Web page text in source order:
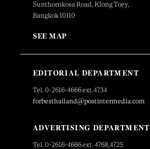
Sunthornkosa Road, Klong Toey,
Bangkok 10110
SEE MAP
EDITORIAL DEPARTMENT
Tel. 0-2616-4666 ext.4734
forbesthailand@postintermedia.com
ADVERTISING DEPARTMENT
Tel. 0-2616-4666 ext. 4768,4725